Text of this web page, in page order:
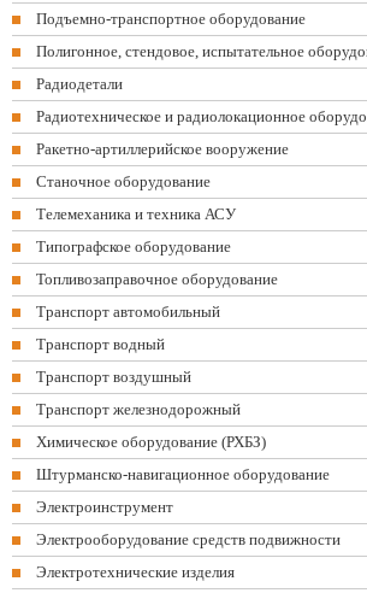
Подъемно-транспортное оборудование
Полигонное, стендовое, испытательное
Радиодетали
Радиотехническое и радиолокационное
Ракетно-артиллерийское вооружение
Станочное оборудование
Телемеханика и техника АСУ
Типографское оборудование
Топливозаправочное оборудование
Транспорт автомобильный
Транспорт водный
Транспорт воздушный
Транспорт железнодорожный
Химическое оборудование (РХБЗ)
Штурманско-навигационное оборудование
Электроинструмент
Электрооборудование средств подвижности
Электротехнические изделия